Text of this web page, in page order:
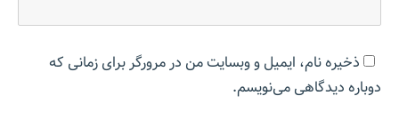
ذخیره نام، ایمیل و وبسایت من در مرورگر برای زمانی که
دوباره دیدگاهی می‌نویسم.